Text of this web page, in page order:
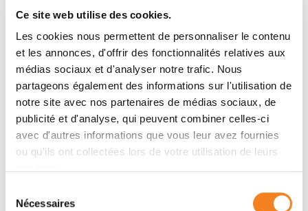
Ce site web utilise des cookies.
Les cookies nous permettent de personnaliser le contenu
et les annonces, d'offrir des fonctionnalités relatives aux
médias sociaux et d'analyser notre trafic. Nous
partageons également des informations sur l'utilisation de
notre site avec nos partenaires de médias sociaux, de
publicité et d'analyse, qui peuvent combiner celles-ci
avec d'autres informations que vous leur avez fournies
ou qu'ils ont collectées lors de votre utilisation de leurs
Nécessaires
VIRGINIE
RAYNAL
Inserm
KARINE LAUD-
DUVAL